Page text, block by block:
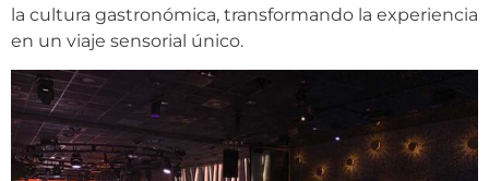
la cultura gastronómica, transformando la experiencia
en un viaje sensorial único.